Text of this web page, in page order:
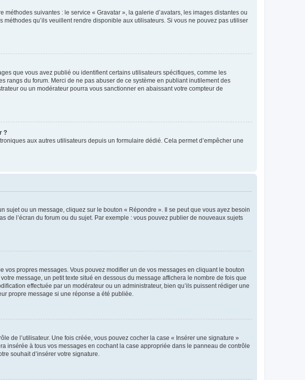
suivantes : le service « Gravatar », la galerie d’avatars, les images distantes ou
qu’ils veuillent rendre disponible aux utilisateurs. Si vous ne pouvez pas utiliser
que vous avez publié ou identifient certains utilisateurs spécifiques, comme les
rangs du forum. Merci de ne pas abuser de ce système en publiant inutilement des
ou un modérateur pourra vous sanctionner en abaissant votre compteur de
?
aux autres utilisateurs depuis un formulaire dédié. Cela permet d’empêcher une
ou un message, cliquez sur le bouton « Répondre ». Il se peut que vous ayez besoin
de l’écran du forum ou du sujet. Par exemple : vous pouvez publier de nouveaux sujets
propres messages. Vous pouvez modifier un de vos messages en cliquant le bouton
message, un petit texte situé en dessous du message affichera le nombre de fois que
effectuée par un modérateur ou un administrateur, bien qu’ils puissent rédiger une
propre message si une réponse a été publiée.
de l’utilisateur. Une fois créée, vous pouvez cocher la case « Insérer une signature »
insérée à tous vos messages en cochant la case appropriée dans le panneau de contrôle
souhait d’insérer votre signature.